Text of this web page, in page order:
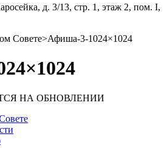
д. 3/13, стр. 1, этаж 2, пом. I,
Совете>Афиша-3-1024×1024
НА ОБНОВЛЕНИИ